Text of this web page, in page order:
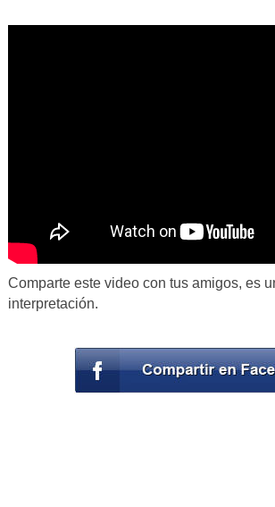
Comparte este video con tus amigos, es
interpretación.